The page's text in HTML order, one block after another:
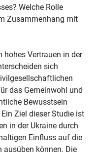
Welche Rolle
Zusammenhang mit
hohes Vertrauen in der
sich
das Gemeinwohl und
Bewusstsein
Ziel dieser Studie ist
in der Ukraine durch
Einfluss auf die
können. Die